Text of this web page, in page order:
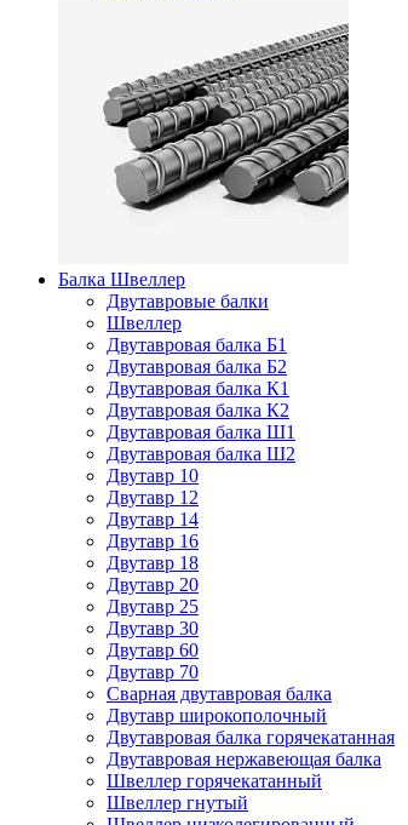
Балка Швеллер
Двутавровые балки
Швеллер
Двутавровая балка Б1
Двутавровая балка Б2
Двутавровая балка К1
Двутавровая балка К2
Двутавровая балка Ш1
Двутавровая балка Ш2
Двутавр 10
Двутавр 12
Двутавр 14
Двутавр 16
Двутавр 18
Двутавр 20
Двутавр 25
Двутавр 30
Двутавр 60
Двутавр 70
Сварная двутавровая балка
Двутавр широкополочный
Двутавровая балка горячекатанная
Двутавровая нержавеющая балка
Швеллер горячекатанный
Швеллер гнутый